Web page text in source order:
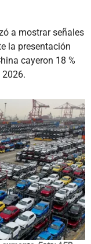
a mostrar señales
la presentación
cayeron 18 %